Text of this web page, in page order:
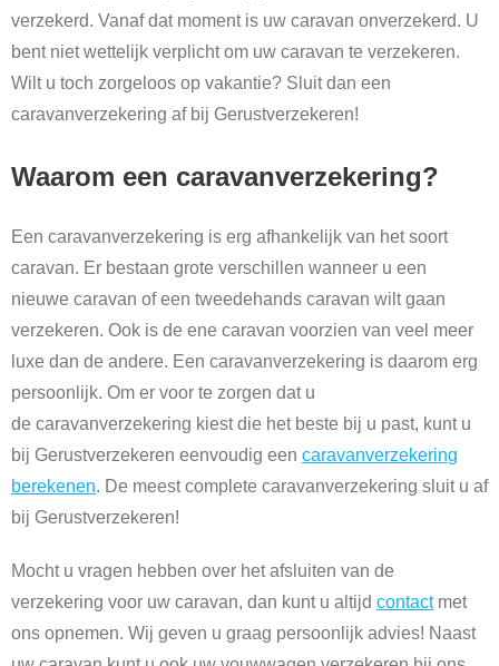
verzekerd. Vanaf dat moment is uw caravan onverzekerd. U
bent niet wettelijk verplicht om uw caravan te verzekeren.
Wilt u toch zorgeloos op vakantie? Sluit dan een
caravanverzekering af bij Gerustverzekeren!
Waarom een caravanverzekering?
Een caravanverzekering is erg afhankelijk van het soort
caravan. Er bestaan grote verschillen wanneer u een
nieuwe caravan of een tweedehands caravan wilt gaan
verzekeren. Ook is de ene caravan voorzien van veel meer
luxe dan de andere. Een caravanverzekering is daarom erg
persoonlijk. Om er voor te zorgen dat u
de caravanverzekering kiest die het beste bij u past, kunt u
bij Gerustverzekeren eenvoudig een caravanverzekering
berekenen. De meest complete caravanverzekering sluit u af
bij Gerustverzekeren!
Mocht u vragen hebben over het afsluiten van de
verzekering voor uw caravan, dan kunt u altijd contactmet
ons opnemen. Wij geven u graag persoonlijk advies! Naast